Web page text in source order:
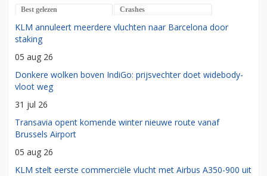
Best gelezen Crashes
KLM annuleert meerdere vluchten naar Barcelona door
staking
05 aug 26
Donkere wolken boven IndiGo: prijsvechter doet widebody-
vloot weg
31 jul 26
Transavia opent komende winter nieuwe route vanaf
Brussels Airport
05 aug 26
KLM stelt eerste commerciële vlucht met Airbus A350-900 uit